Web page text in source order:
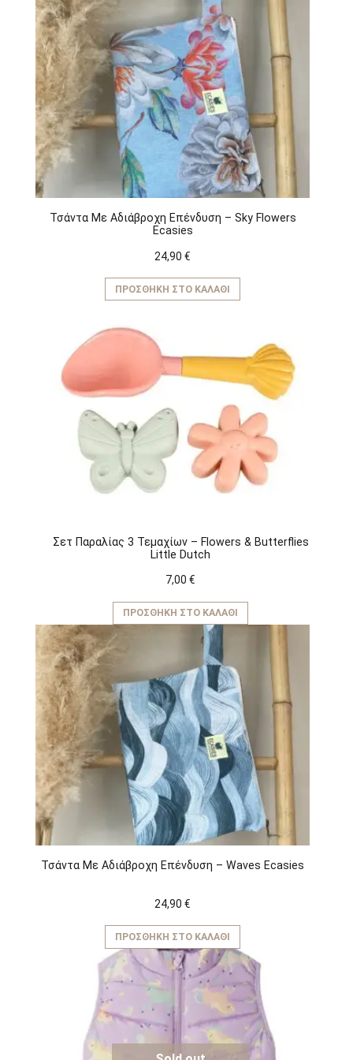
Τσάντα Με Αδιάβροχη Επένδυση – Sky Flowers
Ecasies
24,90 €
ΠΡΟΣΘΉΚΗ ΣΤΟ ΚΑΛΆΘΙ
Σετ Παραλίας 3 Τεμαχίων – Flowers & Butterflies
Little Dutch
7,00 €
ΠΡΟΣΘΉΚΗ ΣΤΟ ΚΑΛΆΘΙ
Τσάντα Με Αδιάβροχη Επένδυση – Waves Ecasies
24,90 €
ΠΡΟΣΘΉΚΗ ΣΤΟ ΚΑΛΆΘΙ